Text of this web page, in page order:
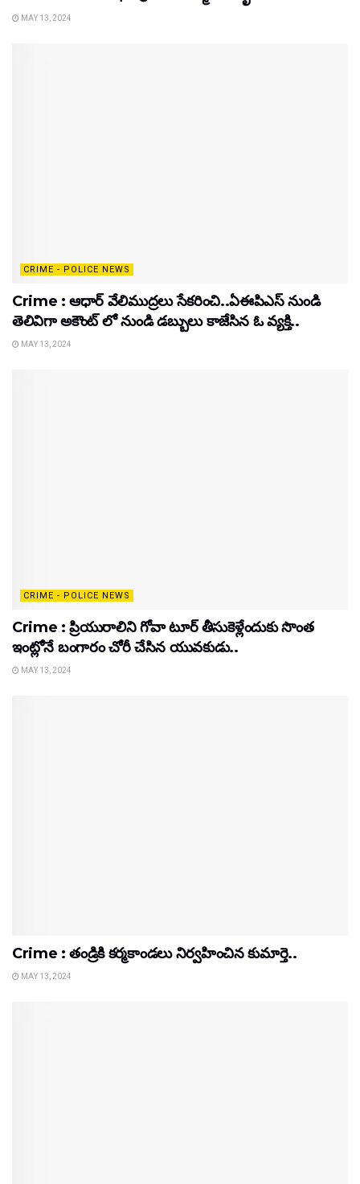
MAY 13, 2024
CRIME - POLICE NEWS
Crime : ఆధార్ వేలిముద్రలు సేకరించి..ఏఈపిఎస్ నుండి
తెలివిగా అకౌంట్ లో నుండి డబ్బులు కాజేసిన ఓ వ్యక్తి..
MAY 13, 2024
CRIME - POLICE NEWS
Crime : ప్రియురాలిని గోవా టూర్ తీసుకెళ్లేందుకు సొంత
ఇంట్లోనే బంగారం చోరీ చేసిన యువకుడు..
MAY 13, 2024
Crime : తండ్రికి కర్మకాండలు నిర్వహించిన కుమార్తె..
MAY 13, 2024